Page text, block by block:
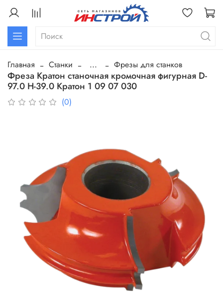
Главная Станки ... Фрезы для станков
Фреза Кратон станочная кромочная фигурная D-
97.0 H-39.0 Кратон 1 09 07 030
(0)